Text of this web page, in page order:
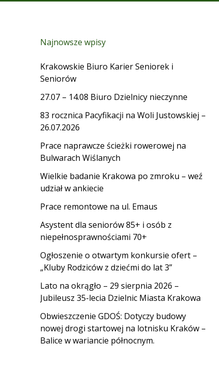
Najnowsze wpisy
Krakowskie Biuro Karier Seniorek i
Seniorów
27.07 – 14.08 Biuro Dzielnicy nieczynne
83 rocznica Pacyfikacji na Woli Justowskiej –
26.07.2026
Prace naprawcze ścieżki rowerowej na
Bulwarach Wiślanych
Wielkie badanie Krakowa po zmroku – weź
udział w ankiecie
Prace remontowe na ul. Emaus
Asystent dla seniorów 85+ i osób z
niepełnosprawnościami 70+
Ogłoszenie o otwartym konkursie ofert –
„Kluby Rodziców z dziećmi do lat 3”
Lato na okrągło – 29 sierpnia 2026 –
Jubileusz 35-lecia Dzielnic Miasta Krakowa
Obwieszczenie GDOŚ: Dotyczy budowy
nowej drogi startowej na lotnisku Kraków –
Balice w wariancie północnym.